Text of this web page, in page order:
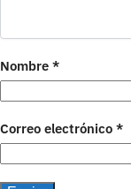
Nombre *
Correo electrónico *